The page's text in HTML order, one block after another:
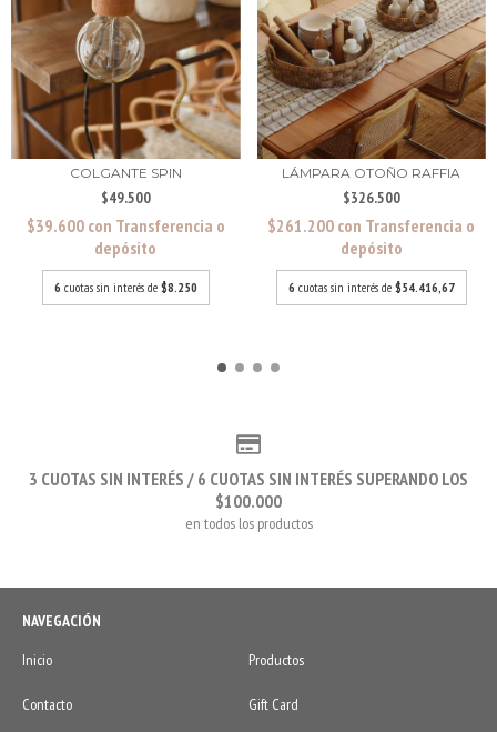
COLGANTE SPIN
$49.500
$39.600 con Transferencia o
depósito
6 cuotas sin interés de $8.250
LÁMPARA OTOÑO RAFFIA
$326.500
$261.200 con Transferencia o
depósito
6 cuotas sin interés de $54.416,67
3 CUOTAS SIN INTERÉS / 6 CUOTAS SIN INTERÉS SUPERANDO LOS
$100.000
en todos los productos
NAVEGACIÓN
Inicio
Productos
Contacto Gift Card